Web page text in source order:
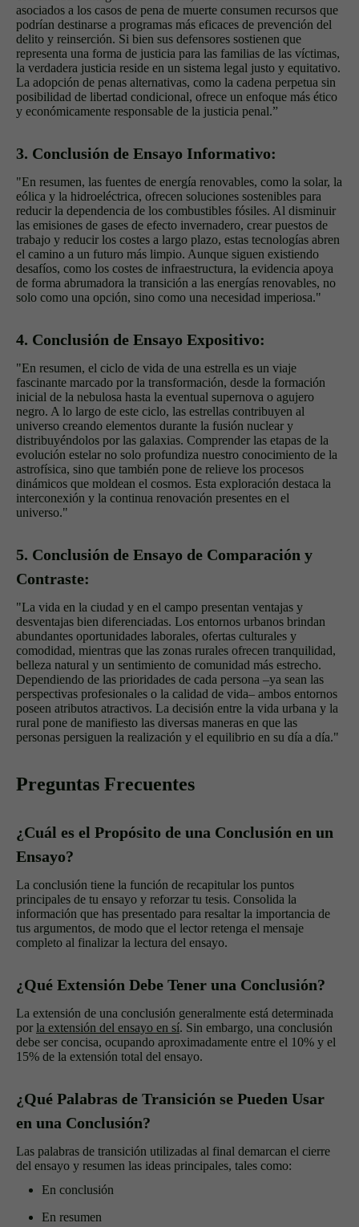
asociados a los casos de pena de muerte consumen recursos que
podrían destinarse a programas más eficaces de prevención del
delito y reinserción. Si bien sus defensores sostienen que
representa una forma de justicia para las familias de las víctimas,
la verdadera justicia reside en un sistema legal justo y equitativo.
La adopción de penas alternativas, como la cadena perpetua sin
posibilidad de libertad condicional, ofrece un enfoque más ético
y económicamente responsable de la justicia penal.”
3. Conclusión de Ensayo Informativo:
"En resumen, las fuentes de energía renovables, como la solar, la
eólica y la hidroeléctrica, ofrecen soluciones sostenibles para
reducir la dependencia de los combustibles fósiles. Al disminuir
las emisiones de gases de efecto invernadero, crear puestos de
trabajo y reducir los costes a largo plazo, estas tecnologías abren
el camino a un futuro más limpio. Aunque siguen existiendo
desafíos, como los costes de infraestructura, la evidencia apoya
de forma abrumadora la transición a las energías renovables, no
solo como una opción, sino como una necesidad imperiosa."
4. Conclusión de Ensayo Expositivo:
"En resumen, el ciclo de vida de una estrella es un viaje
fascinante marcado por la transformación, desde la formación
inicial de la nebulosa hasta la eventual supernova o agujero
negro. A lo largo de este ciclo, las estrellas contribuyen al
universo creando elementos durante la fusión nuclear y
distribuyéndolos por las galaxias. Comprender las etapas de la
evolución estelar no solo profundiza nuestro conocimiento de la
astrofísica, sino que también pone de relieve los procesos
dinámicos que moldean el cosmos. Esta exploración destaca la
interconexión y la continua renovación presentes en el
universo."
5. Conclusión de Ensayo de Comparación y
Contraste:
"La vida en la ciudad y en el campo presentan ventajas y
desventajas bien diferenciadas. Los entornos urbanos brindan
abundantes oportunidades laborales, ofertas culturales y
comodidad, mientras que las zonas rurales ofrecen tranquilidad,
belleza natural y un sentimiento de comunidad más estrecho.
Dependiendo de las prioridades de cada persona –ya sean las
perspectivas profesionales o la calidad de vida– ambos entornos
poseen atributos atractivos. La decisión entre la vida urbana y la
rural pone de manifiesto las diversas maneras en que las
personas persiguen la realización y el equilibrio en su día a día."
Preguntas Frecuentes
¿Cuál es el Propósito de una Conclusión en un
Ensayo?
La conclusión tiene la función de recapitular los puntos
principales de tu ensayo y reforzar tu tesis. Consolida la
información que has presentado para resaltar la importancia de
tus argumentos, de modo que el lector retenga el mensaje
completo al finalizar la lectura del ensayo.
¿Qué Extensión Debe Tener una Conclusión?
La extensión de una conclusión generalmente está determinada
por la extensión del ensayo en sí. Sin embargo, una conclusión
debe ser concisa, ocupando aproximadamente entre el 10% y el
15% de la extensión total del ensayo.
¿Qué Palabras de Transición se Pueden Usar
en una Conclusión?
Las palabras de transición utilizadas al final demarcan el cierre
del ensayo y resumen las ideas principales, tales como:
En conclusión
En resumen